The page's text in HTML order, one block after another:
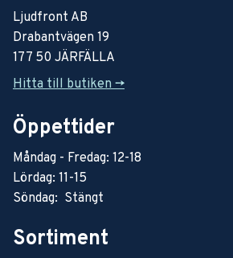
Ljudfront AB
Drabantvägen 19
177 50 JÄRFÄLLA
Hitta till butiken ->
Öppettider
Måndag - Fredag: 12-18
Lördag: 11-15
Söndag: Stängt
Sortiment